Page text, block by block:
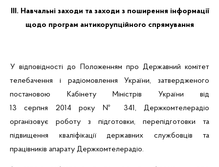
ІІІ. Навчальні заходи та заходи з поширення інформації
щодо програм антикорупційного спрямування
У відповідності до Положенням про Державний комітет
телебачення і радіомовлення України, затвердженого
постановою Кабінету Міністрів України від
13 серпня 2014 року № 341, Держкомтелерадіо
організовує роботу з підготовки, перепідготовки та
підвищення кваліфікації державних службовців та
працівників апарату Держкомтелерадіо.